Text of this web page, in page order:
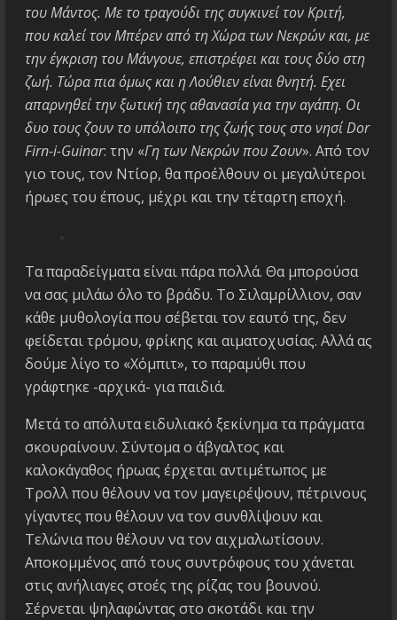
του Μάντος. Με το τραγούδι της συγκινεί τον Κριτή,
που καλεί τον Μπέρεν από τη Χώρα των Νεκρών και, με
την έγκριση του Μάνγουε, επιστρέφει και τους δύο στη
ζωή. Τώρα πια όμως και η Λούθιεν είναι θνητή. Εχει
απαρνηθεί την ξωτική της αθανασία για την αγάπη. Οι
δυο τους ζουν το υπόλοιπο της ζωής τους στο νησί Dor
Firn-i-Guinar: την «Γη των Νεκρών που Ζουν». Από τον
γιο τους, τον Ντίορ, θα προέλθουν οι μεγαλύτεροι
ήρωες του έπους, μέχρι και την τέταρτη εποχή.
Τα παραδείγματα είναι πάρα πολλά. Θα μπορούσα
να σας μιλάω όλο το βράδυ. Το Σιλαμρίλλιον, σαν
κάθε μυθολογία που σέβεται τον εαυτό της, δεν
φείδεται τρόμου, φρίκης και αιματοχυσίας. Αλλά ας
δούμε λίγο το «Χόμπιτ», το παραμύθι που
γράφτηκε -αρχικά- για παιδιά.
Μετά το απόλυτα ειδυλιακό ξεκίνημα τα πράγματα
σκουραίνουν. Σύντομα ο άβγαλτος και
καλοκάγαθος ήρωας έρχεται αντιμέτωπος με
Τρολλ που θέλουν να τον μαγειρέψουν, πέτρινους
γίγαντες που θέλουν να τον συνθλίψουν και
Τελώνια που θέλουν να τον αιχμαλωτίσουν.
Αποκομμένος από τους συντρόφους του χάνεται
στις ανήλιαγες στοές της ρίζας του βουνού.
Σέρνεται ψηλαφώντας στο σκοτάδι και την